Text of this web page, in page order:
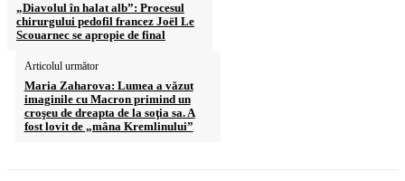
„Diavolul în halat alb”: Procesul
chirurgului pedofil francez Joël Le
Scouarnec se apropie de final
Articolul următor
Maria Zaharova: Lumea a văzut
imaginile cu Macron primind un
croşeu de dreapta de la soţia sa. A
fost lovit de „mâna Kremlinului”